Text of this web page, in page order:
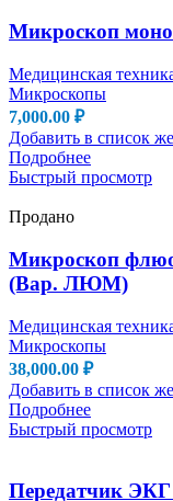
Микроскоп
Медицинская
Микроскопы
7,000.00 ₽
Добавить в список
Подробнее
Быстрый просмотр
Продано
Микроскоп
(Вар. ЛЮМ)
Медицинская
Микроскопы
38,000.00 ₽
Добавить в список
Подробнее
Быстрый просмотр
Передатчик